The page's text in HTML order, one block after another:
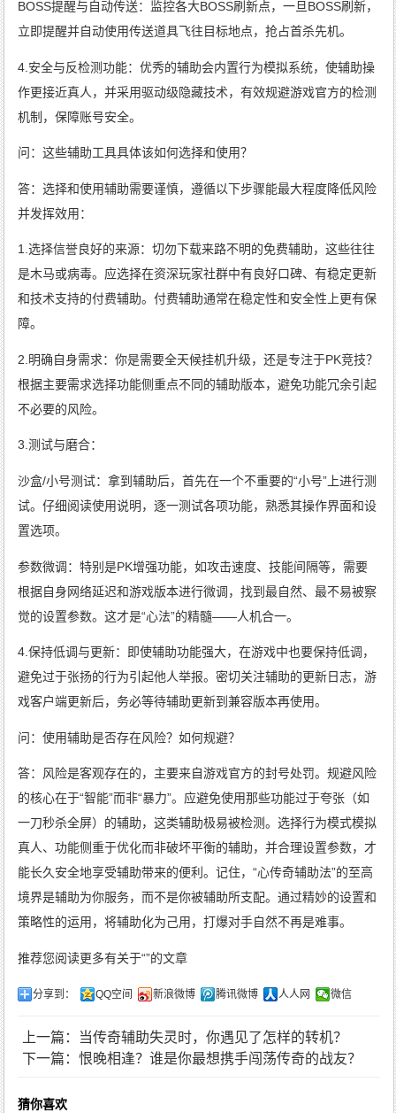
BOSS提醒与自动传送：监控各大BOSS刷新点，一旦BOSS刷新，
立即提醒并自动使用传送道具飞往目标地点，抢占首杀先机。
4.安全与反检测功能：优秀的辅助会内置行为模拟系统，使辅助操
作更接近真人，并采用驱动级隐藏技术，有效规避游戏官方的检测
机制，保障账号安全。
问：这些辅助工具具体该如何选择和使用？
答：选择和使用辅助需要谨慎，遵循以下步骤能最大程度降低风险
并发挥效用：
1.选择信誉良好的来源：切勿下载来路不明的免费辅助，这些往往
是木马或病毒。应选择在资深玩家社群中有良好口碑、有稳定更新
和技术支持的付费辅助。付费辅助通常在稳定性和安全性上更有保
障。
2.明确自身需求：你是需要全天候挂机升级，还是专注于PK竞技？
根据主要需求选择功能侧重点不同的辅助版本，避免功能冗余引起
不必要的风险。
3.测试与磨合：
沙盒/小号测试：拿到辅助后，首先在一个不重要的“小号”上进行测
试。仔细阅读使用说明，逐一测试各项功能，熟悉其操作界面和设
置选项。
参数微调：特别是PK增强功能，如攻击速度、技能间隔等，需要
根据自身网络延迟和游戏版本进行微调，找到最自然、最不易被察
觉的设置参数。这才是“心法”的精髓——人机合一。
4.保持低调与更新：即使辅助功能强大，在游戏中也要保持低调，
避免过于张扬的行为引起他人举报。密切关注辅助的更新日志，游
戏客户端更新后，务必等待辅助更新到兼容版本再使用。
问：使用辅助是否存在风险？如何规避？
答：风险是客观存在的，主要来自游戏官方的封号处罚。规避风险
的核心在于“智能”而非“暴力”。应避免使用那些功能过于夸张（如
一刀秒杀全屏）的辅助，这类辅助极易被检测。选择行为模式模拟
真人、功能侧重于优化而非破坏平衡的辅助，并合理设置参数，才
能长久安全地享受辅助带来的便利。记住，“心传奇辅助法”的至高
境界是辅助为你服务，而不是你被辅助所支配。通过精妙的设置和
策略性的运用，将辅助化为己用，打爆对手自然不再是难事。
推荐您阅读更多有关于“”的文章
分享到： QQ空间 新浪微博 腾讯微博 人人网 微信
上一篇：当传奇辅助失灵时，你遇见了怎样的转机？
下一篇：恨晚相逢？谁是你最想携手闯荡传奇的战友？
猜你喜欢